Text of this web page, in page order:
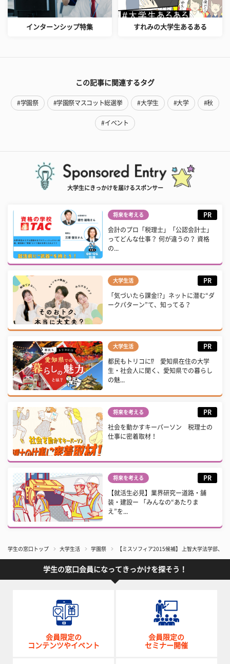
インターンシップ特集 すれみの大学生あるある
この記事に関連するタグ
#学園祭 #学園祭マスコット総選挙 #大学生 #大学 #秋
#イベント
大学生にきっかけを届けるスポンサー
将来を考える PR
会計のプロ「税理士」「公認会計士」
ってどんな仕事？ 何が違うの？ 資格
の...
大学生活 PR
「気づいたら課金!?」ネットに潜む“ダ
ークパターン”て、知ってる？
大学生活 PR
都民もトリコに⁉ 愛知県在住の大学
生・社会人に聞く、愛知県での暮らし
の魅...
将来を考える PR
社会を動かすキーパーソン 税理士の
仕事に密着取材！
将来を考える PR
【就活生必見】業界研究ー道路・舗
装・建設ー 「みんなの“あたりま
え”を...
学生の窓口トップ 大学生活 学園祭 【ミスソフィア2015候補】 上智大学法学部、
学生の窓口会員になってきっかけを探そう！
会員限定の
コンテンツやイベント
会員限定の
セミナー開催